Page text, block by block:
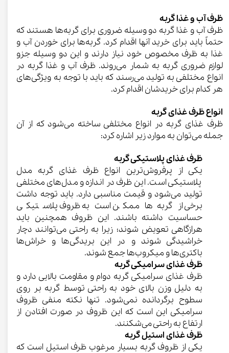
ظرف آب و غذا گربه
ظرف آب و غذا گربه دو وسیله ضروری برای گربه‌ها هستند که
حتماً باید برای خرید آنها اقدام کرد. گربه‌ها برای خوردن آب و
غذا به ظرف مخصوص خود نیاز دارند و این دو وسیله جزو
لوازم ضروری گربه به شمار می‌روند. ظرف آب و غذا گربه در
انواع مختلفی به تولید می‌رسند که باید با توجه به ویژگی‌های
هر کدام برای خریدشان اقدام کرد.
انواع ظرف غذای گربه
ظرف غذای گربه در انواع مختلفی ساخته می‌شود که از آن
جمله می‌توان به موارد زیر اشاره کرد:
ظرف غذای پلاستیکی گربه
یکی از پرفروش‌ترین انواع ظرف غذای گربه مدل
پلاستیکی است. این ظرف در اندازه و مدل‌های مختلفی
تولید می‌شود و قیمت مناسبی دارد. باید توجه داشت
برخی از گربه‌ها ممکن است به ظروف پلاستیکی
حساسیت داشته باشند. این ظروف همچنین باید
هرازگاهی تعویض شوند؛ زیرا به راحتی می‌توانند دچار
خراشیدگی شوند و در این بریدگی‌ها و خراش‌ها
باکتری‌ها و میکروب‌ها جمع شوند.
ظرف غذای سرامیکی گربه
ظرف غذای سرامیکی گربه دوام و مقاومت بالایی دارد و
به دلیل وزن بالای خود به راحتی توسط گربه بر روی
سطوح برگردانده نمی‌شود. تنها نکته منفی ظروف
سرامیکی این است که این ظروف در صورت افتادن از
ارتفاع به راحتی می‌شکنند.
ظرف غذای استیل گربه
یکی از ظروف گربه بسیار مرغوب ظرف استیل است که